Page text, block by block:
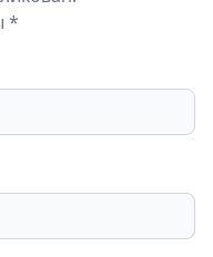
*